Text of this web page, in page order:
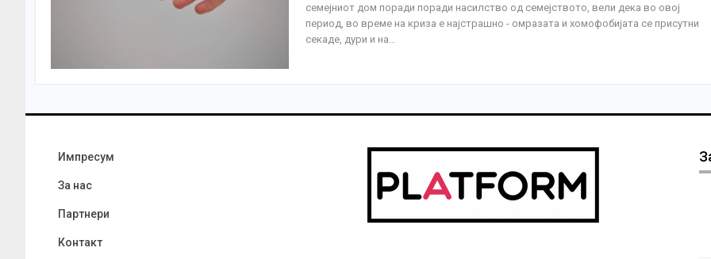
семејниот дом поради поради насилство од семејството, вели дека во овој
период, во време на криза е најстрашно - омразата и хомофобијата се присутни
секаде, дури и на…
Импресум
За нас
Партнери
Контакт